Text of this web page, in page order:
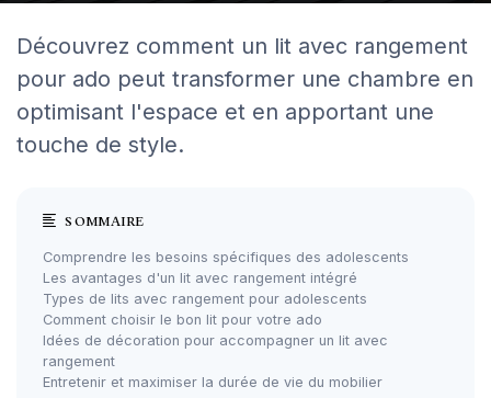
Découvrez comment un lit avec rangement
pour ado peut transformer une chambre en
optimisant l'espace et en apportant une
touche de style.
SOMMAIRE
Comprendre les besoins spécifiques des adolescents
Les avantages d'un lit avec rangement intégré
Types de lits avec rangement pour adolescents
Comment choisir le bon lit pour votre ado
Idées de décoration pour accompagner un lit avec
rangement
Entretenir et maximiser la durée de vie du mobilier